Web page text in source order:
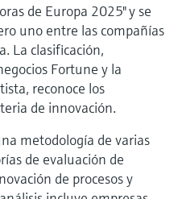
de
de
más
de Europa 2025" y se
uno entre las compañías
La clasificación,
Fortune y la
reconoce los
de innovación.
metodología de varias
de evaluación de
de procesos y